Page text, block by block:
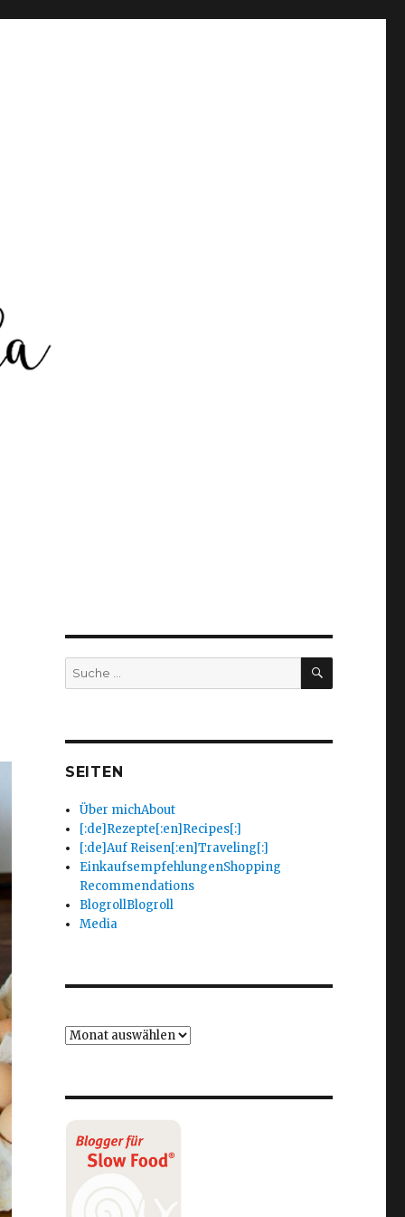
Suche
nach:
SUCHEN
SEITEN
Über michAbout
[:de]Rezepte[:en]Recipes[:]
[:de]Auf Reisen[:en]Traveling[:]
EinkaufsempfehlungenShopping
Recommendations
BlogrollBlogroll
Media